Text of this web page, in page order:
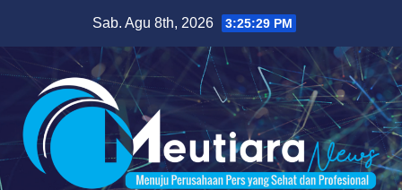
content
Sab. Agu 8th, 2026 3:25:30 PM